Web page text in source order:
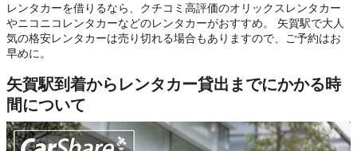
レンタカーを借りるなら、クチコミ高評価のオリックスレンタカー
やニコニコレンタカーなどのレンタカーがおすすめ。 矢賀駅で大人
気の格安レンタカーは売り切れる場合もありますので、ご予約はお
早めに。
矢賀駅到着からレンタカー貸出までにかかる時
間について